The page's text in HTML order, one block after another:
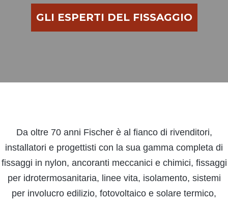
GLI ESPERTI DEL FISSAGGIO
Da oltre 70 anni Fischer è al fianco di rivenditori,
installatori e progettisti con la sua gamma completa di
fissaggi in nylon, ancoranti meccanici e chimici, fissaggi
per idrotermosanitaria, linee vita, isolamento, sistemi
per involucro edilizio, fotovoltaico e solare termico,